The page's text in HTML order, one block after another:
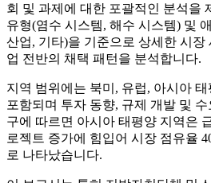
회 및 과제에 대한 포괄적인 분석을
유형(염수 시스템, 해수 시스템) 및
산업, 기타)을 기준으로 상세한 시장
업 전반의 채택 패턴을 분석합니다.
지역 범위에는 북미, 유럽, 아시아
포함되며 투자 동향, 규제 개발 및
구에 따르면 아시아 태평양 지역은
로젝트 증가에 힘입어 시장 점유율
로 나타났습니다.